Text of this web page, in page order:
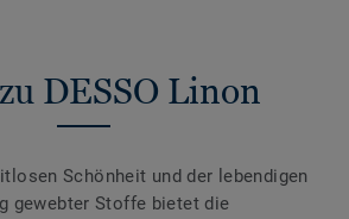
DESSO Linon
Schönheit und der lebendigen
gewebter Stoffe bietet die